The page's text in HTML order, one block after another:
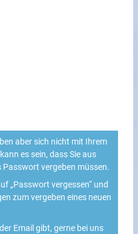
aber sich nicht mit Ihrem
es sein, dass Sie aus
Passwort vergeben müssen.
„Passwort vergessen“ und
zum vergeben eines neuen
Email gibt, gerne bei uns